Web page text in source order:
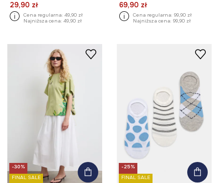
29,90 zł
Cena regularna: 49,90 zł
Najniższa cena: 49,90 zł
69,90 zł
Cena regularna: 99,90 zł
Najniższa cena: 99,90 zł
-30%
FINAL SALE
-25%
FINAL SALE